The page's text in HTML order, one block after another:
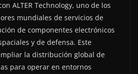
ALTER Technology, uno de los
mundiales de servicios de
de componentes electrónicos
y de defensa. Este
la distribución global de
para operar en entornos